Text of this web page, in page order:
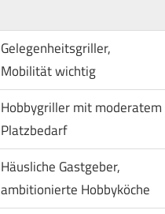
Gelegenheitsgriller,
Mobilität wichtig
Hobbygriller mit moderatem
Platzbedarf
Häusliche Gastgeber,
ambitionierte Hobbyköche